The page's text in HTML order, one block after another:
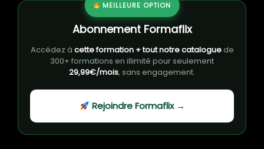
MEILLEURE OPTION
Abonnement Formaflix
Accédez à cette formation + tout notre cataloguede
300+ formations en illimité pour seulement
29,99€/mois, sans engagement.
Rejoindre Formaflix →